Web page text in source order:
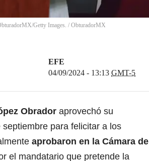
Getty Images. / ObturadorMX
EFE
04/09/2024 - 13:13 GMT-5
Obrador aprovechó su
para felicitar a los
aprobaron en la Cámara de
el mandatario que pretende la